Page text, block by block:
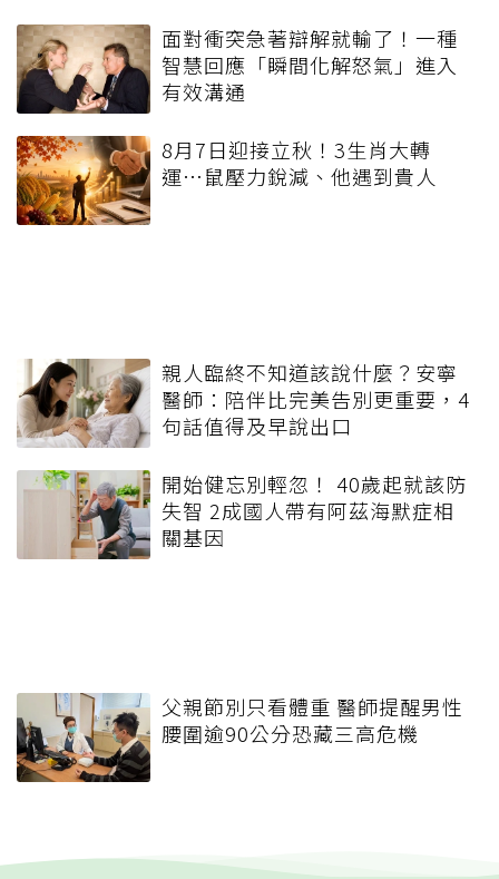
面對衝突急著辯解就輸了！一種
智慧回應「瞬間化解怒氣」進入
有效溝通
8月7日迎接立秋！3生肖大轉
運…鼠壓力銳減、他遇到貴人
親人臨終不知道該說什麼？安寧
醫師：陪伴比完美告別更重要，4
句話值得及早說出口
開始健忘別輕忽！ 40歲起就該防
失智 2成國人帶有阿茲海默症相
關基因
父親節別只看體重 醫師提醒男性
腰圍逾90公分恐藏三高危機